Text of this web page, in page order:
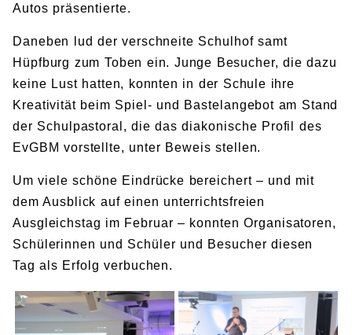
Autos präsentierte.
Daneben lud der verschneite Schulhof samt
Hüpfburg zum Toben ein. Junge Besucher, die dazu
keine Lust hatten, konnten in der Schule ihre
Kreativität beim Spiel- und Bastelangebot am Stand
der Schulpastoral, die das diakonische Profil des
EvGBM vorstellte, unter Beweis stellen.
Um viele schöne Eindrücke bereichert – und mit
dem Ausblick auf einen unterrichtsfreien
Ausgleichstag im Februar – konnten Organisatoren,
Schülerinnen und Schüler und Besucher diesen
Tag als Erfolg verbuchen.